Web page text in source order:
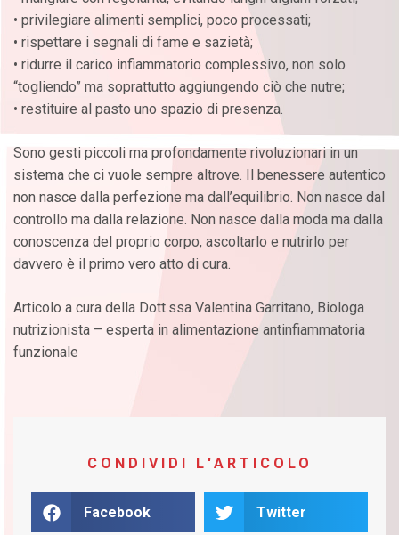
• privilegiare alimenti semplici, poco processati;
• rispettare i segnali di fame e sazietà;
• ridurre il carico infiammatorio complessivo, non solo
“togliendo” ma soprattutto aggiungendo ciò che nutre;
• restituire al pasto uno spazio di presenza.
Sono gesti piccoli ma profondamente rivoluzionari in un
sistema che ci vuole sempre altrove. Il benessere autentico
non nasce dalla perfezione ma dall’equilibrio. Non nasce dal
controllo ma dalla relazione. Non nasce dalla moda ma dalla
conoscenza del proprio corpo, ascoltarlo e nutrirlo per
davvero è il primo vero atto di cura.
Articolo a cura della Dott.ssa Valentina Garritano, Biologa
nutrizionista – esperta in alimentazione antinfiammatoria
funzionale
CONDIVIDI L'ARTICOLO
Facebook Twitter